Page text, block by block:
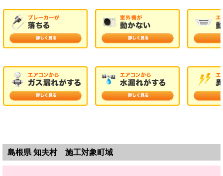
島根県 知夫村 施工対象町域